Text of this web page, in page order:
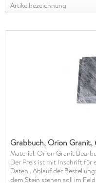
Artikelbezeichnung
Grabbuch, Orion Granit,
Material: Orion Granit
Der Preis ist mit Inschrift für
Daten . Ablauf der
dem Stein stehen soll im